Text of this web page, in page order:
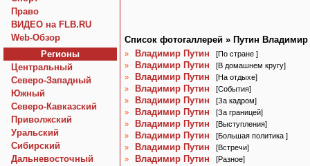
Право
ВИДЕО на FLB.RU
Web-Обзор
Регионы
Центральный
Северо-Западный
Южный
Северо-Кавказский
Приволжский
Уральский
Сибирский
Дальневосточный
Список фотогаллерей » Путин
» Владимир Путин [По стране ]
»
Владимир Путин [В домашнем кругу]
»
Владимир Путин [На отдыхе]
»
Владимир Путин [События]
»
Владимир Путин [За кадром]
»
Владимир Путин [За границей]
»
Владимир Путин [Выступления]
»
Владимир Путин [Большая политика ]
»
Владимир Путин [Встречи]
»
Владимир Путин [Разное]